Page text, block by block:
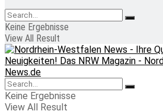
Keine Ergebnisse
View All Result
Keine Ergebnisse
View All Result